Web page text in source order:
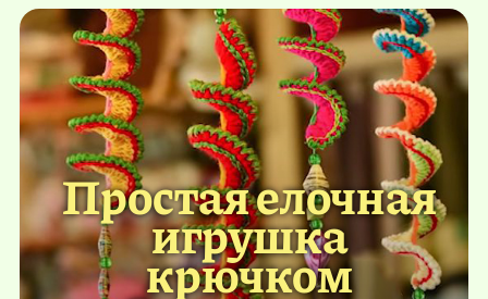
Простая елочная
игрушка
крючком